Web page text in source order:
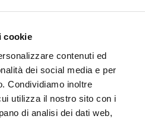
cookie
contenuti ed
dei social media e per
Condividiamo inoltre
utilizza il nostro sito con i
di analisi dei dati web,
ZA -
PDF